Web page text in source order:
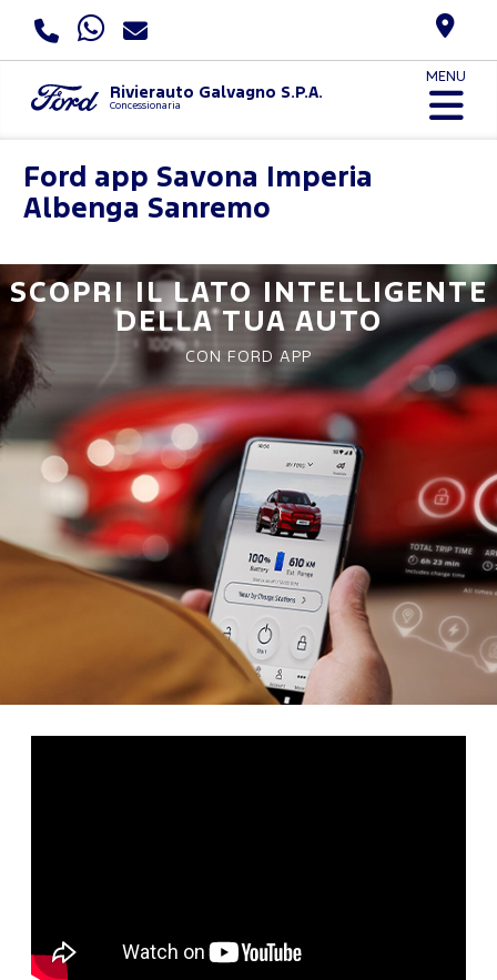
Rivierauto Galvagno S.P.A.
Concessionaria
MENU
Ford app Savona Imperia
Albenga Sanremo
SCOPRI IL LATO INTELLIGENTE
DELLA TUA AUTO
CON FORD APP